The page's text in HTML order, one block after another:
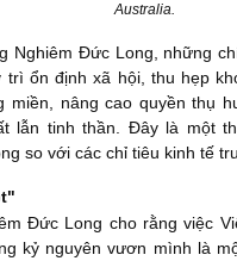
Australia.
Nghiêm Đức Long, những
trì ổn định xã hội, thu hẹp
miền, nâng cao quyền thụ
lẫn tinh thần. Đây là một
so với các chỉ tiêu kinh tế
Đức Long cho rằng việc
kỷ nguyên vươn mình là